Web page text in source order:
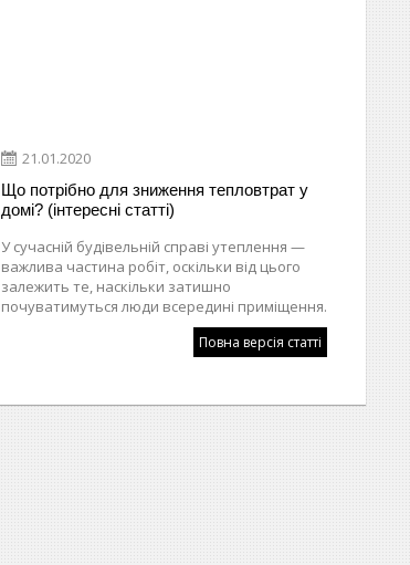
21.01.2020
Що потрібно для зниження тепловтрат у
домі? (інтересні статті)
У сучасній будівельній справі утеплення —
важлива частина робіт, оскільки від цього
залежить те, наскільки затишно
почуватимуться люди всередині приміщення.
Повна версія статті